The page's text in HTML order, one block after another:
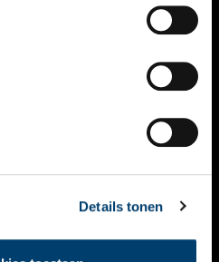
Details tonen